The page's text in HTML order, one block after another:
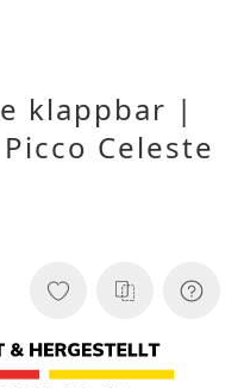
klappbar |
Celeste